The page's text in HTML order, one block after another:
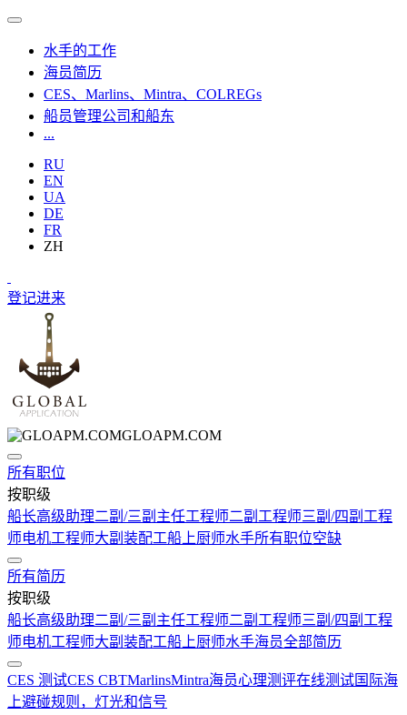
水手的工作
海员简历
CES、Marlins、Mintra、COLREGs
船员管理公司和船东
...
RU
EN
UA
DE
FR
ZH
登记进来
GLOAPM.COM
所有职位
按职级
船长高级助理二副/三副 主任工程师二副工程师三副/四副工程
师电机工程师大副 装配工船上厨师水手所有职位空缺
所有简历
按职级
船长高级助理二副/三副 主任工程师二副工程师三副/四副工程
师电机工程师大副 装配工船上厨师水手海员全部简历
CES 测试CES CBTMarlinsMintra海员心理测评在线测试国际海
上避碰规则，灯光和信号